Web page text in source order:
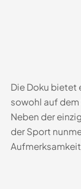
Die Doku bietet
sowohl auf
Neben der
der Sport